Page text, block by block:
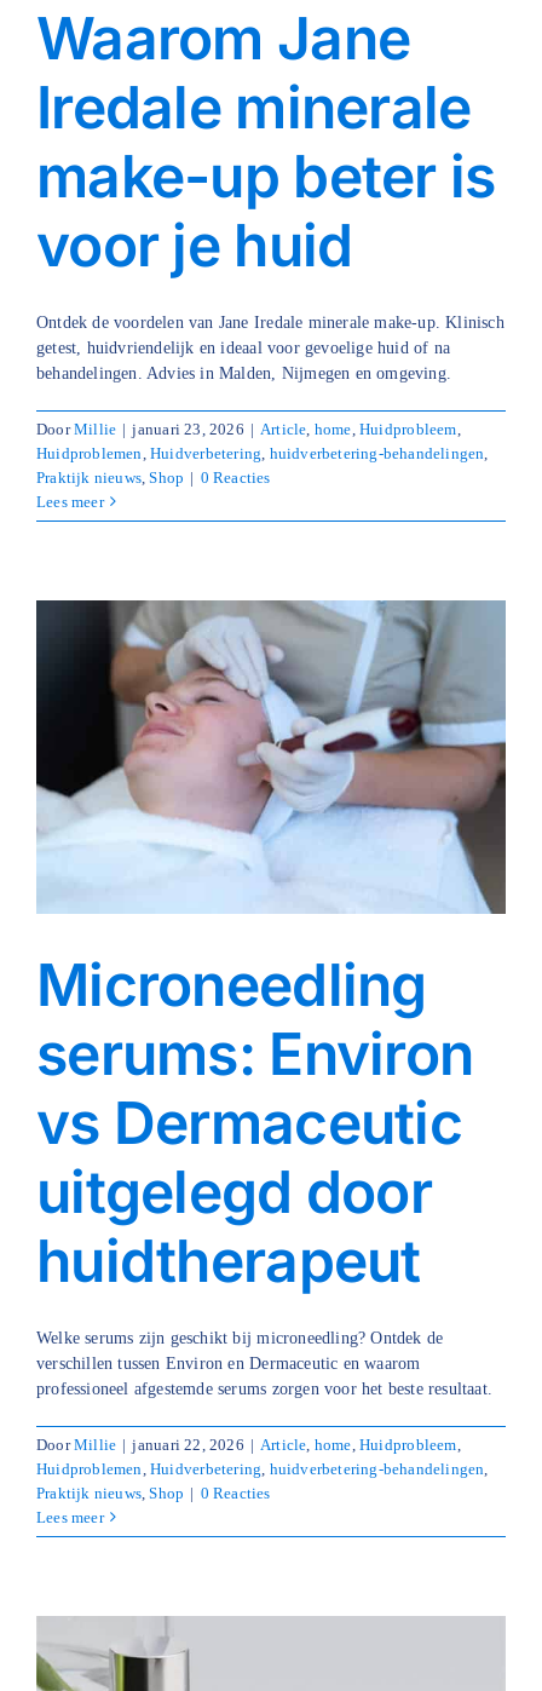
Waarom Jane
Iredale minerale
make-up beter is
voor je huid
Ontdek de voordelen van Jane Iredale minerale make-up. Klinisch
getest, huidvriendelijk en ideaal voor gevoelige huid of na
behandelingen. Advies in Malden, Nijmegen en omgeving.
DoorMillie | januari 23, 2026 | Article home ,Huidprobleem
Huidproblemen ,Huidverbetering huidverbetering-behandelingen
Praktijk nieuws ,Shop | 0 Reacties
Lees meer
Microneedling
serums: Environ
vs Dermaceutic
uitgelegd door
huidtherapeut
Welke serums zijn geschikt bij microneedling? Ontdek de
verschillen tussen Environ en Dermaceutic en waarom
professioneel afgestemde serums zorgen voor het beste resultaat.
DoorMillie | januari 22, 2026 | Article home ,Huidprobleem
Huidproblemen ,Huidverbetering huidverbetering-behandelingen
Praktijk nieuws ,Shop | 0 Reacties
Lees meer